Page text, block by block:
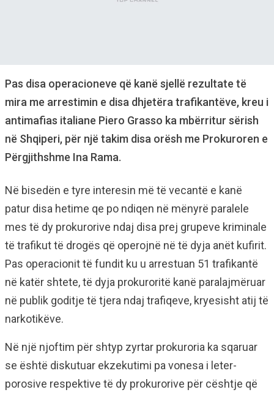
Pas disa operacioneve që kanë sjellë rezultate të
mira me arrestimin e disa dhjetëra trafikantëve, kreu i
antimafias italiane Piero Grasso ka mbërritur sërish
në Shqiperi, për një takim disa orësh me Prokuroren e
Përgjithshme Ina Rama.
Në bisedën e tyre interesin më të vecantë e kanë
patur disa hetime qe po ndiqen në mënyrë paralele
mes të dy prokurorive ndaj disa prej grupeve kriminale
të trafikut të drogës që operojnë në të dyja anët kufirit.
Pas operacionit të fundit ku u arrestuan 51 trafikantë
në katër shtete, të dyja prokuroritë kanë paralajmëruar
në publik goditje të tjera ndaj trafiqeve, kryesisht atij të
narkotikëve.
Në një njoftim për shtyp zyrtar prokuroria ka sqaruar
se është diskutuar ekzekutimi pa vonesa i leter-
porosive respektive të dy prokurorive për cështje që